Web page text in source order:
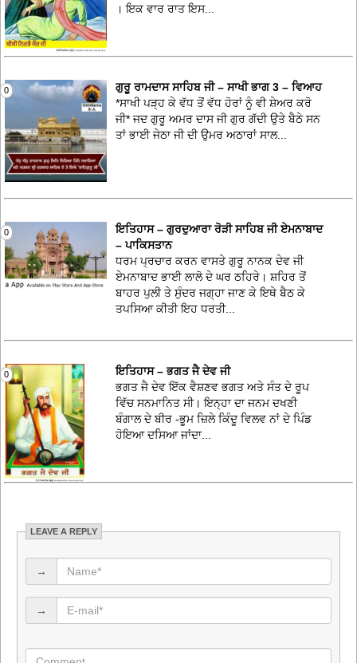
। ਇਕ ਵਾਰ ਰਾਤ ਇਸ...
0
ਗੁਰੂ ਰਾਮਦਾਸ ਸਾਹਿਬ ਜੀ – ਸਾਖੀ ਭਾਗ 3 – ਵਿਆਹ
*ਸਾਖੀ ਪੜ੍ਹ ਕੇ ਵੱਧ ਤੋਂ ਵੱਧ ਹੋਰਾਂ ਨੂੰ ਵੀ ਸ਼ੇਅਰ ਕਰੋ
ਜੀ* ਜਦ ਗੁਰੂ ਅਮਰ ਦਾਸ ਜੀ ਗੁਰ ਗੱਦੀ ਉਤੇ ਬੈਠੇ ਸਨ
ਤਾਂ ਭਾਈ ਜੇਠਾ ਜੀ ਦੀ ਉਮਰ ਅਠਾਰਾਂ ਸਾਲ...
0
ਇਤਿਹਾਸ – ਗੁਰਦੁਆਰਾ ਰੋੜੀ ਸਾਹਿਬ ਜੀ ਏਮਨਾਬਾਦ
– ਪਾਕਿਸਤਾਨ
ਧਰਮ ਪ੍ਰਚਾਰ ਕਰਨ ਵਾਸਤੇ ਗੁਰੂ ਨਾਨਕ ਦੇਵ ਜੀ
ਏਮਨਾਬਾਦ ਭਾਈ ਲਾਲੋ ਦੇ ਘਰ ਠਹਿਰੇ। ਸ਼ਹਿਰ ਤੋਂ
ਬਾਹਰ ਪੁਲੀ ਤੇ ਸੁੰਦਰ ਜਗ੍ਹਾ ਜਾਣ ਕੇ ਇਥੇ ਬੈਠ ਕੇ
ਤਪਸਿਆ ਕੀਤੀ ਇਹ ਧਰਤੀ...
0
ਇਤਿਹਾਸ – ਭਗਤ ਜੈ ਦੇਵ ਜੀ
ਭਗਤ ਜੈ ਦੇਵ ਇੱਕ ਵੈਸ਼ਣਵ ਭਗਤ ਅਤੇ ਸੰਤ ਦੇ ਰੂਪ
ਵਿੱਚ ਸਨਮਾਨਿਤ ਸੀ। ਇਨ੍ਹਾ ਦਾ ਜਨਮ ਦਖਣੀ
ਬੰਗਾਲ ਦੇ ਬੀਰ -ਭੂਮ ਜ਼ਿਲੇ ਕਿੰਦੂ ਵਿਲਵ ਨਾਂ ਦੇ ਪਿੰਡ
ਹੋਇਆ ਦਸਿਆ ਜਾਂਦਾ...
LEAVE A REPLY
→
→